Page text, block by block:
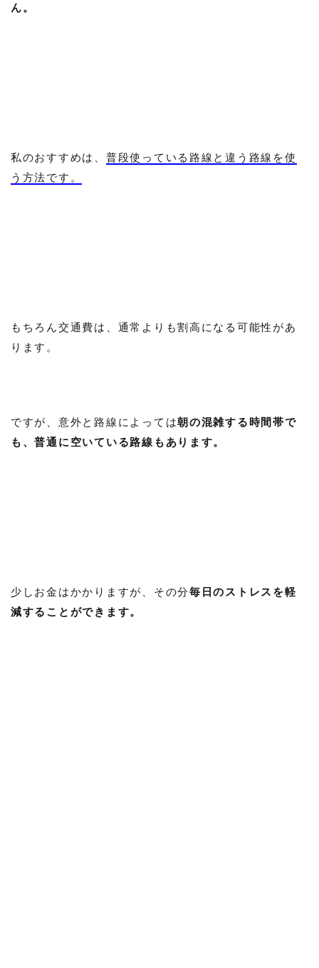
ん。
私のおすすめは、 普段使っている路線と違う路線を使
う方法です。
もちろん交通費は、通常よりも割高になる可能性があ
ります。
ですが、意外と路線によっては朝の混雑する時間帯で
も、普通に空いている路線もあります。
少しお金はかかりますが、その分毎日のストレスを軽
減することができます。